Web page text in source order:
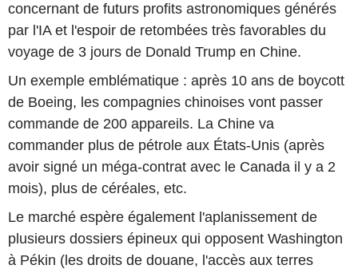
concernant de futurs profits astronomiques générés
par l'IA et l'espoir de retombées très favorables du
voyage de 3 jours de Donald Trump en Chine.
Un exemple emblématique : après 10 ans de boycott
de Boeing, les compagnies chinoises vont passer
commande de 200 appareils. La Chine va
commander plus de pétrole aux États-Unis (après
avoir signé un méga-contrat avec le Canada il y a 2
mois), plus de céréales, etc.
Le marché espère également l'aplanissement de
plusieurs dossiers épineux qui opposent Washington
à Pékin (les droits de douane, l'accès aux terres